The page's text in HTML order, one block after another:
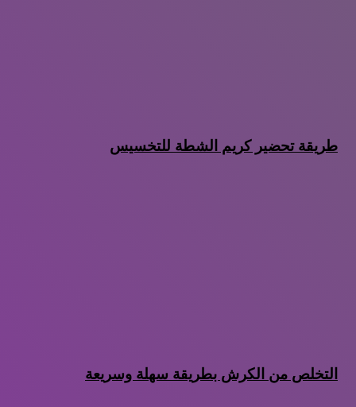
طريقة تحضير كريم الشطة للتخسيس
التخلص من الكرش بطريقة سهلة وسريعة